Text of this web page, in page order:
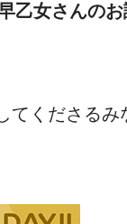
乙女さんの
てくださるみ